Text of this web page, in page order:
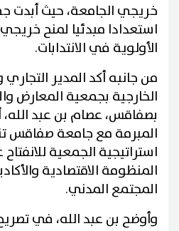
خريجي الجامعة، حيث
استعدادا مبدئيا لمنح
الأولوية في الانتدابات.
من جانبه أكد المدير التجاري
الخارجية بجمعية المعارض
بصفاقس، عصام بن عبد الله،
المبرمة مع جامعة صفاقس
استراتيجية الجمعية
المنظومة الاقتصادية
المجتمع المدني.
وأوضح بن عبد الله، في